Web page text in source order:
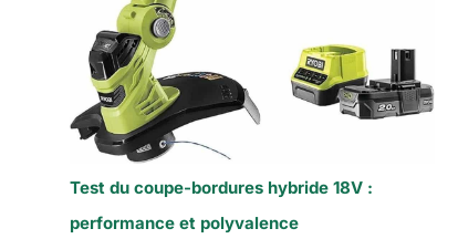
Test du coupe-bordures hybride 18V :
performance et polyvalence